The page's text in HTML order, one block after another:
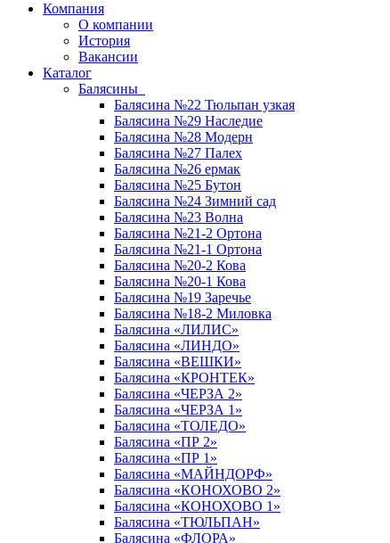
Компания
О компании
История
Вакансии
Каталог
Балясины
Балясина №22 Тюльпан узкая
Балясина №29 Наследие
Балясина №28 Модерн
Балясина №27 Палех
Балясина №26 ермак
Балясина №25 Бутон
Балясина №24 Зимний сад
Балясина №23 Волна
Балясина №21-2 Ортона
Балясина №21-1 Ортона
Балясина №20-2 Кова
Балясина №20-1 Кова
Балясина №19 Заречье
Балясина №18-2 Миловка
Балясина «ЛИЛИС»
Балясина «ЛИНДО»
Балясина «ВЕШКИ»
Балясина «КРОНТЕК»
Балясина «ЧЕРЗА 2»
Балясина «ЧЕРЗА 1»
Балясина «ТОЛЕДО»
Балясина «ПР 2»
Балясина «ПР 1»
Балясина «МАЙНДОРФ»
Балясина «КОНОХОВО 2»
Балясина «КОНОХОВО 1»
Балясина «ТЮЛЬПАН»
Балясина «ФЛОРА»